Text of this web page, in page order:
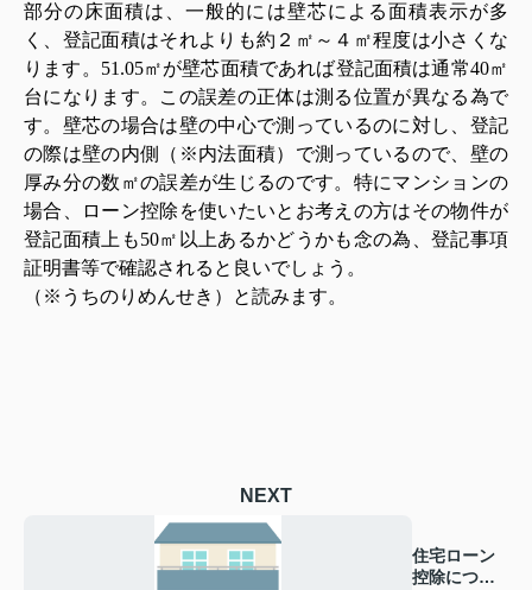
部分の床面積は、一般的には壁芯による面積表示が多
く、 登記面積はそれよりも約２㎡～４㎡程度は小さくな
ります。 51.05㎡が壁芯面積であれば登記面積は通常40㎡
台になります。この誤差の正体は測る位置が異なる為で
す。壁芯の場合は壁の中心で測っているのに対し、登記
の際は壁の内側（※内法面積）で測っているので、壁の
厚み分の数㎡の誤差が生じるのです。特にマンションの
場合、ローン控除を使いたいとお考えの方はその物件が
登記面積上も50㎡以上あるかどうかも念の為、登記事項
証明書等で確認されると良いでしょう。
（※うちのりめんせき）と読みます。
NEXT
住宅ローン
控除につい